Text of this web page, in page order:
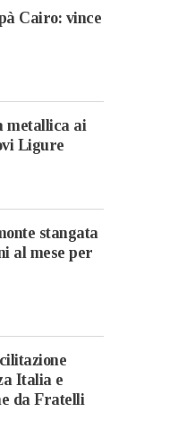
Sabato, 1 Agosto 2026 - 10:07
Cronaca
Novi Ligure
Lega a Novi:
pirotecnico tra
e rischio incendi,
l’Amministrazione ci
Cairo: vince
metallica ai
Ligure
stangata
al mese per
Italia e
da Fratelli